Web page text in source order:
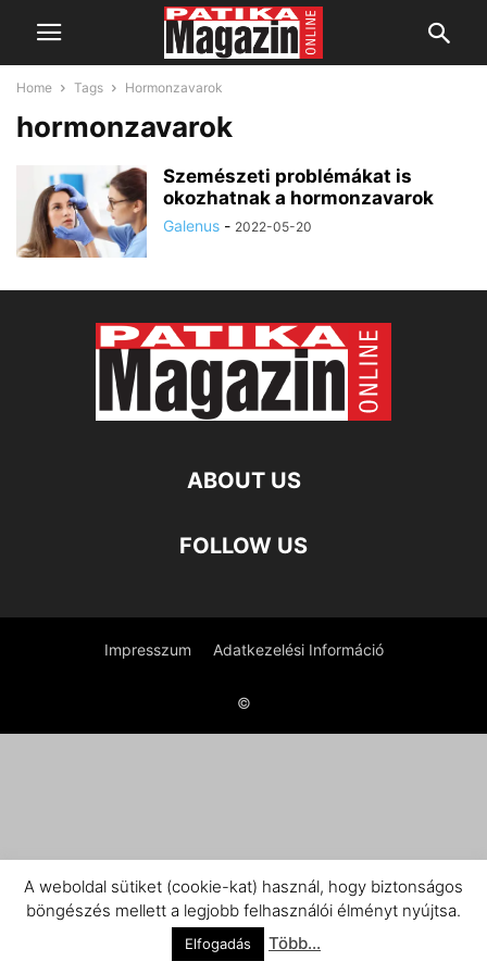
Home Tags Hormonzavarok
hormonzavarok
Szemészeti problémákat is
okozhatnak a hormonzavarok
Galenus - 2022-05-20
ABOUT US
FOLLOW US
Impresszum Adatkezelési Információ
©
A weboldal sütiket (cookie-kat) használ, hogy biztonságos
böngészés mellett a legjobb felhasználói élményt nyújtsa.
Elfogadás Több...